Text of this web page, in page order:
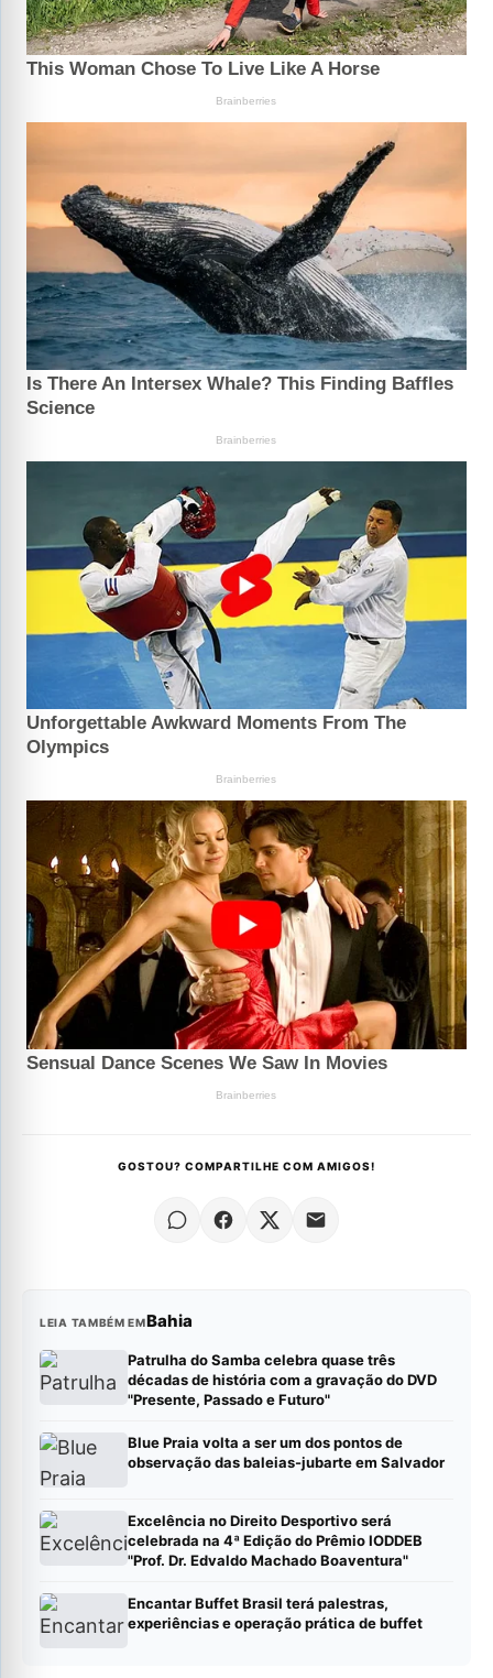
GOSTOU? COMPARTILHE COM AMIGOS!
LEIA TAMBÉM EMBahia
Patrulha do Samba celebra quase três
décadas de história com a gravação do DVD
"Presente, Passado e Futuro"
Blue Praia volta a ser um dos pontos de
observação das baleias-jubarte em Salvador
Excelência no Direito Desportivo será
celebrada na 4ª Edição do Prêmio IODDEB
"Prof. Dr. Edvaldo Machado Boaventura"
Encantar Buffet Brasil terá palestras,
experiências e operação prática de buffet